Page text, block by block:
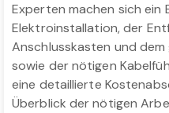
Experten machen sich ein
Elektroinstallation, der
Anschlusskasten und
sowie der nötigen
eine detaillierte
Überblick der nötigen